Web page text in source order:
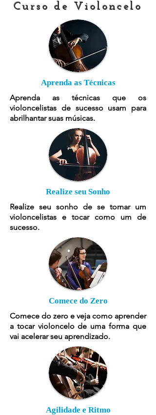
Curso de Violoncelo
Aprenda as Técnicas
Aprenda as técnicas que os
violoncelistas de sucesso usam para
abrilhantar suas músicas.
Realize seu Sonho
Realize seu sonho de se tornar um
violoncelistas e tocar como um de
sucesso.
Comece do Zero
Comece do zero e veja como aprender
a tocar violoncelo de uma forma que
vai acelerar seu aprendizado.
Agilidade e Ritmo